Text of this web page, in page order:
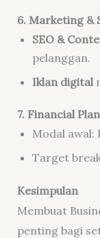
6. Marketing &
SEO &
pelanggan.
Iklan digital
7. Financial Plan
Modal awal:
Target
Kesimpulan
Membuat
penting bagi